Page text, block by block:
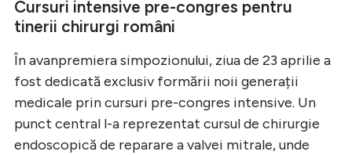
Cursuri intensive pre-congres pentru
tinerii chirurgi români
În avanpremiera simpozionului, ziua de 23 aprilie a
fost dedicată exclusiv formării noii generații
medicale prin cursuri pre-congres intensive. Un
punct central l-a reprezentat cursul de chirurgie
endoscopică de reparare a valvei mitrale, unde